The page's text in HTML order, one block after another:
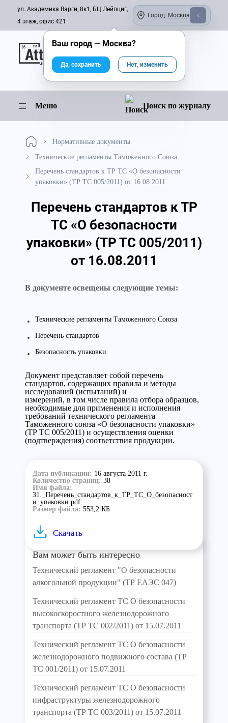
ул. Академика Варги, 8к1, БЦ Лейпциг,
4 этаж, офис 421
Город: Москва
Онлайн-журнал
Меню Поиск по журналу
Нормативные документы
Технические регламенты Таможенного Союза
Перечень стандартов к ТР ТС «О безопасности
упаковки» (ТР ТС 005/2011) от 16.08.2011
Перечень стандартов к ТР
ТС «О безопасности
упаковки» (ТР ТС 005/2011)
от 16.08.2011
В документе освещены следующие темы:
Технические регламенты Таможенного Союза
Перечень стандартов
Безопасность упаковки
Документ представляет собой перечень
стандартов, содержащих правила и методы
исследований (испытаний) и
измерений, в том числе правила отбора образцов,
необходимые для применения и исполнения
требований технического регламента
Таможенного союза «О безопасности упаковки»
(ТР ТС 005/2011) и осуществления оценки
(подтверждения) соответствия продукции.
Дата публикации: 16 августа 2011 г.
Количество страниц: 38
Имя файла:
31._Перечень_стандартов_к_ТР_ТС_О_безопасност
и_упаковки.pdf
Размер файла: 553,2 КБ
Скачать
Вам может быть интересно
Технический регламент "О безопасности
алкогольной продукции" (ТР ЕАЭС 047)
Технический регламент ТС О безопасности
высокоскоростного железнодорожного
транспорта (ТР ТС 002/2011) от 15.07.2011
Технический регламент ТС О безопасности
железнодорожного подвижного состава (ТР
ТС 001/2011) от 15.07.2011
Технический регламент ТС О безопасности
инфраструктуры железнодорожного
транспорта (ТР ТС 003/2011) от 15.07.2011
Ваш город — Москва?
Да, сохранить Нет, изменить